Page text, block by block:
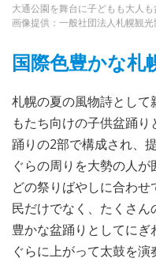
大通公園を舞台に子どもも大人
画像提供：一般社団法人札幌観光
国際色豊かな札
札幌の夏の風物詩とし
もたち向けの子供盆踊
踊りの2部で構成され、
ぐらの周りを大勢の人
どの祭りばやしに合わ
民だけでなく、たくさ
豊かな盆踊りとしてに
ぐらに上がって太鼓を